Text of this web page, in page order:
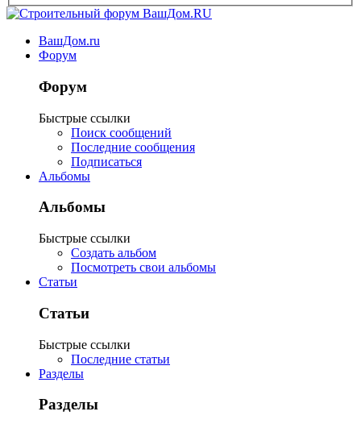
ВашДом.ru
Форум
Форум
Быстрые ссылки
Поиск сообщений
Последние сообщения
Подписаться
Альбомы
Альбомы
Быстрые ссылки
Создать альбом
Посмотреть свои альбомы
Статьи
Статьи
Быстрые ссылки
Последние статьи
Разделы
Разделы